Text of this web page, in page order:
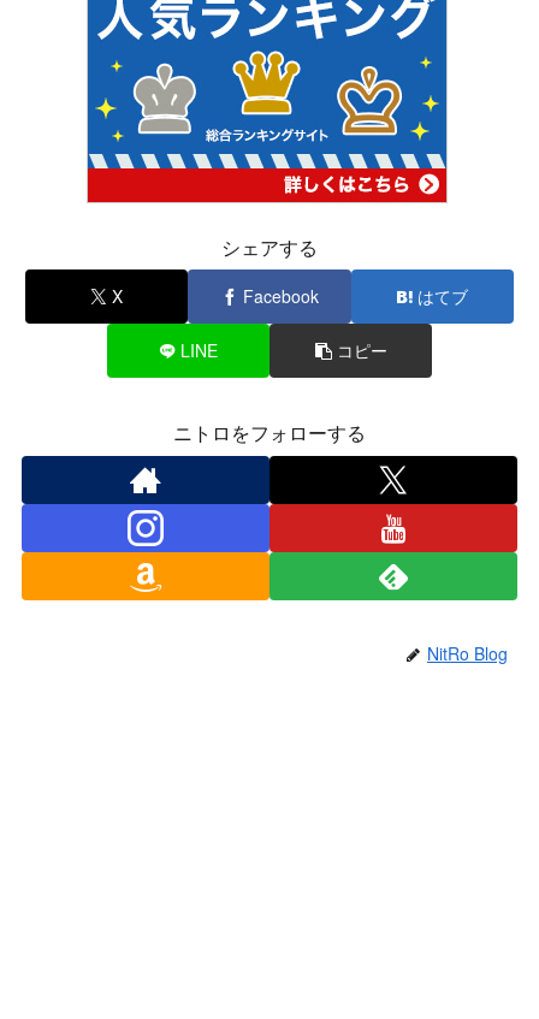
シェアする
X Facebook はてブ
LINE コピー
ニトロをフォローする
NitRo Blog